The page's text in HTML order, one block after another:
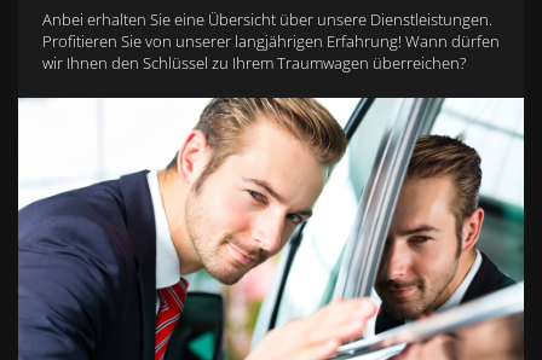
Anbei erhalten Sie eine Übersicht über unsere Dienstleistungen.
Profitieren Sie von unserer langjährigen Erfahrung! Wann dürfen
wir Ihnen den Schlüssel zu Ihrem Traumwagen überreichen?